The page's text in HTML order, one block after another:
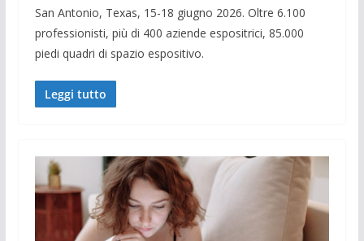
San Antonio, Texas, 15-18 giugno 2026. Oltre 6.100
professionisti, più di 400 aziende espositrici, 85.000
piedi quadri di spazio espositivo.
Leggi tutto